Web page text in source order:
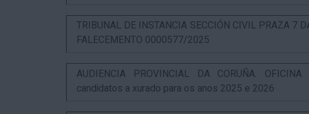
TRIBUNAL DE INSTANCIA SECCIÓN CIVIL PRAZA 7
FALECEMENTO 0000577/2025
AUDIENCIA PROVINCIAL DA CORUÑA.
candidatos a xurado para os anos 2025 e 2026